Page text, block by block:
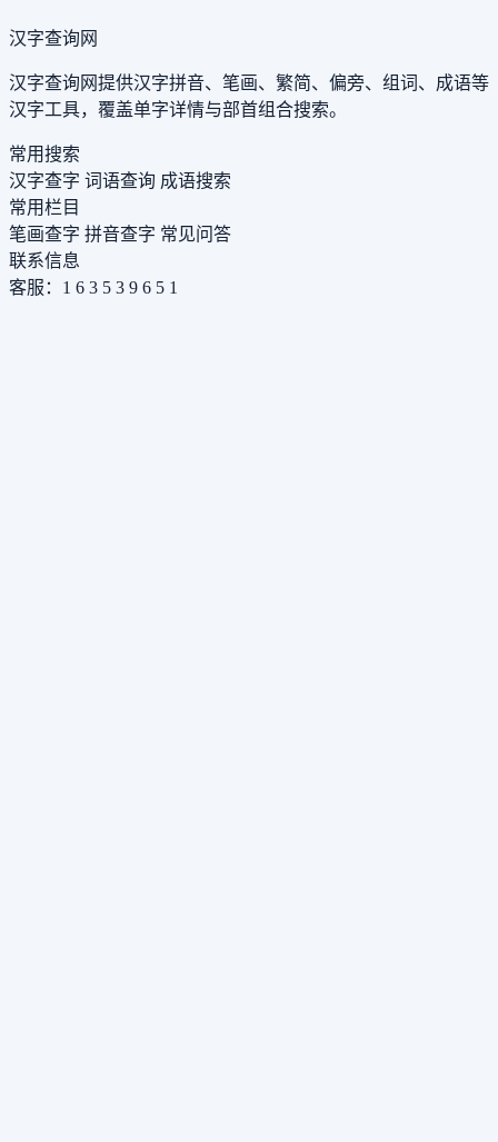
汉字查询网
汉字查询网提供汉字拼音、笔画、繁简、偏旁、组词、成语等
汉字工具，覆盖单字详情与部首组合搜索。
常用搜索
汉字查字 词语查询 成语搜索
常用栏目
笔画查字 拼音查字 常见问答
联系信息
客服：1 6 3 5 3 9 6 5 1